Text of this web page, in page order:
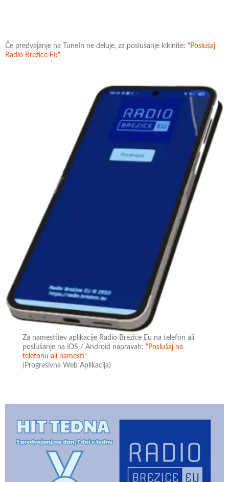
Če predvajanje na TuneIn ne deluje, za poslušanje klkinite: "Poslušaj
Radio Brežice Eu"
Za namestitev aplikacije Radio Brežice Eu na telefon ali
poslušanje na iOS / Android napravah:"Poslušaj na
telefonu ali namesti"
(Progresivna Web Aplikacija)